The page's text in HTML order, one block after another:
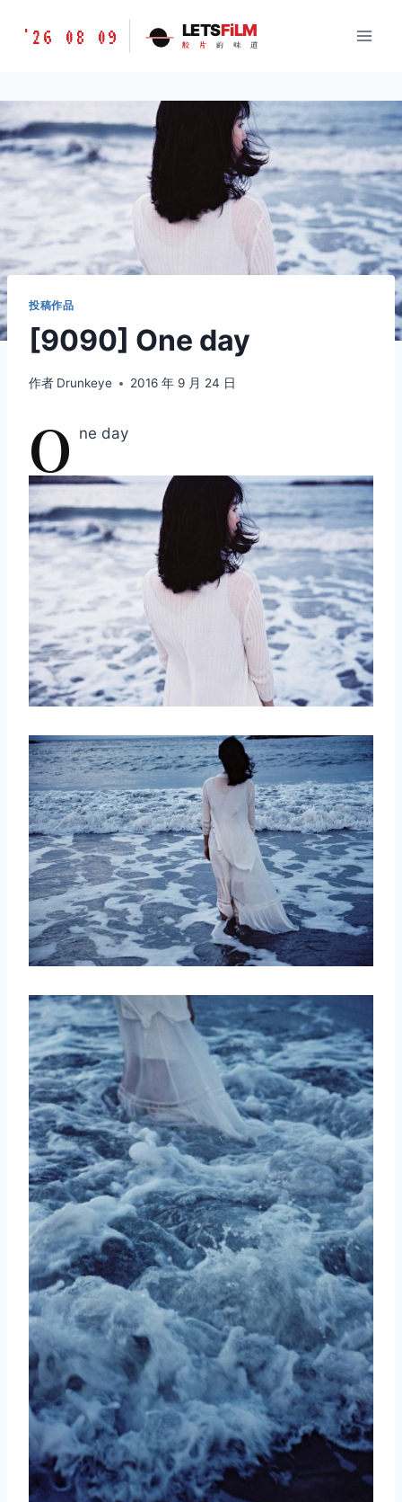
胶
味
道
LETSFILM
'26 08 09 LETSFiLM
胶 片 的 味 道
投稿作品
[9090] One day
作者 Drunkeye 2016 年 9 月 24 日
O ne day